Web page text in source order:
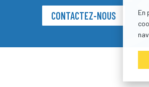
CONTACTEZ-NOUS
En